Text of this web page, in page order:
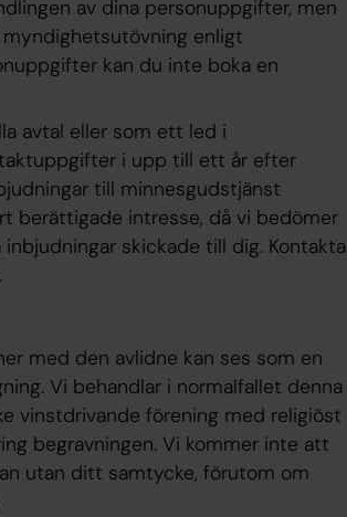
av dina personuppgifter, men
enligt
kan du inte boka en
avtal eller som ett led i
i upp till ett år efter
till minnesgudstjänst
berättigade intresse, då vi bedömer
skickade till dig. Kontakta
med den avlidne kan ses som en
Vi behandlar i normalfallet denna
vinstdrivande förening med religiöst
begravningen. Vi kommer inte att
utan ditt samtycke, förutom om